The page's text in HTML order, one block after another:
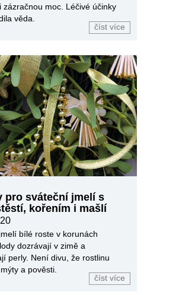
zázračnou moc. Léčivé účinky
věda.
číst více
sváteční jmelí s
kořením i mašlí
bílé roste v korunách
dozrávají v zimě a
perly. Není divu, že rostlinu
a pověsti.
číst více